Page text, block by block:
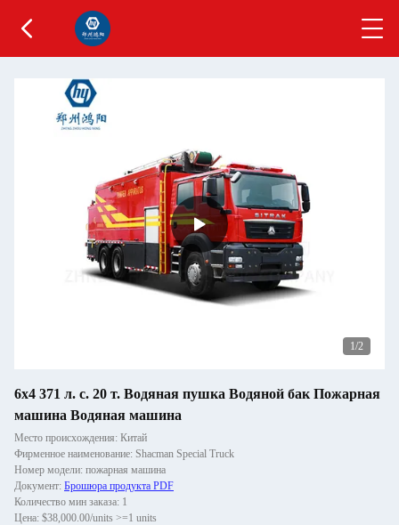
1/2
6х4 371 л. с. 20 т. Водяная пушка Водяной бак Пожарная
машина Водяная машина
Место происхождения: Китай
Фирменное наименование: Shacman Special Truck
Номер модели: пожарная машина
Документ: Брошюра продукта PDF
Количество мин заказа: 1
Цена: $38,000.00/units >=1 units